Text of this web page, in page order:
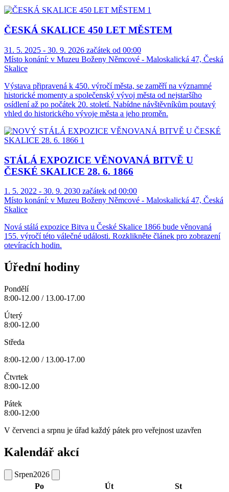
ČESKÁ SKALICE 450 LET MĚSTEM
31. 5. 2025 - 30. 9. 2026 začátek od 00:00
Místo konání: v Muzeu Boženy Němcové - Maloskalická 47, Česká
Skalice
Výstava připravená k 450. výročí města, se zaměří na významné
historické momenty a společenský vývoj města od nejstaršího
osídlení až po počátek 20. století. Nabídne návštěvníkům poutavý
vhled do historického vývoje města a jeho proměn.
STÁLÁ EXPOZICE VĚNOVANÁ BITVĚ U
ČESKÉ SKALICE 28. 6. 1866
1. 5. 2022 - 30. 9. 2030 začátek od 00:00
Místo konání: v Muzeu Boženy Němcové - Maloskalická 47, Česká
Skalice
Nová stálá expozice Bitva u České Skalice 1866 bude věnovaná
155. výročí této válečné události. Rozklikněte článek pro zobrazení
otevíracích hodin.
Úřední hodiny
Pondělí
8:00-12.00 / 13.00-17.00
Úterý
8:00-12.00
Středa
8:00-12.00 / 13.00-17.00
Čtvrtek
8:00-12.00
Pátek
8:00-12:00
V červenci a srpnu je úřad každý pátek pro veřejnost uzavřen
Kalendář akcí
Srpen2026
Po
Út
St